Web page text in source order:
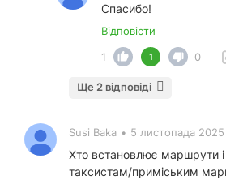
Спасибо!
Відповісти
1
1 0
Ще 2 відповіді
Susi Baka • 5 листопада
Хто встановлює маршрути
таксистам/приміським